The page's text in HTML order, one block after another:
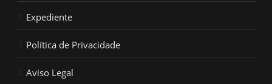
Expediente
Política de Privacidade
Aviso Legal